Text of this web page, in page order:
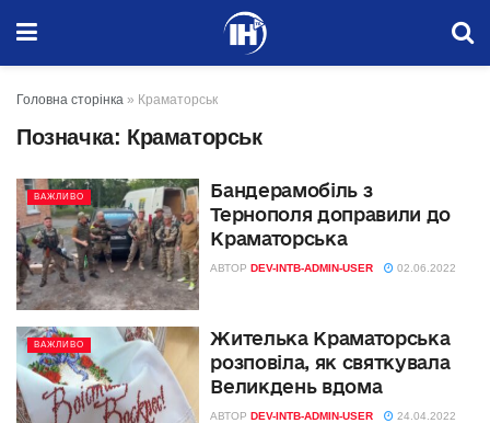
Головна сторінка » Краматорськ
Позначка: Краматорськ
ВАЖЛИВО
Бандерамобіль з
Тернополя доправили до
Краматорська
АВТОР DEV-INTB-ADMIN-USER 02.06.2022
ВАЖЛИВО
Жителька Краматорська
розповіла, як святкувала
Великдень вдома
АВТОР DEV-INTB-ADMIN-USER 24.04.2022